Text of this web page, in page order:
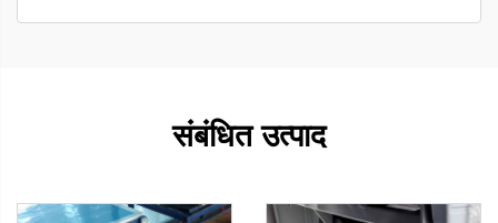
संबंधित उत्पाद